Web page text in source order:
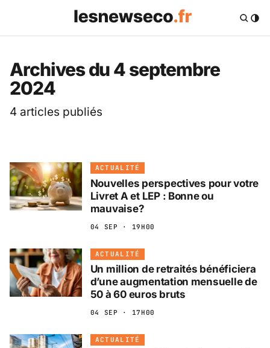
Les News Eco .fr —
Archives du 4 septembre
2024
4 articles publiés
ACTUALITÉ
Nouvelles perspectives pour votre
Livret A et LEP : Bonne ou
mauvaise?
04 SEP · 19H00
ACTUALITÉ
Un million de retraités bénéficiera
d’une augmentation mensuelle de
50 à 60 euros bruts
04 SEP · 17H00
ACTUALITÉ